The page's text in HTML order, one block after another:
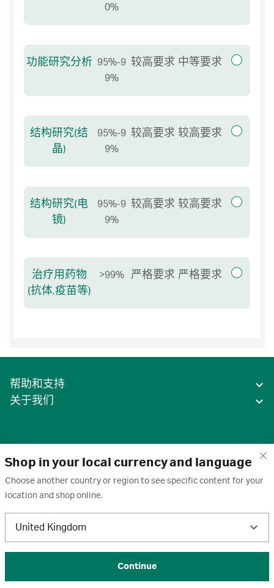
Shop in your local currency and language
Choose another country or region to see specific content for your
location and shop online.
United Kingdom
Continue
备，提供适用于常规蛋白纯化技术的快速启
动发放和预定义方法模板。
研究人员可以使用它轻松进行常规蛋白质纯
化，同时有效利用工作台和冷柜空间。
0%
研究人员可以使用它轻松进行常规蛋白质纯
化，同时有效利用工作台和冷柜空间。
功能研究分析 95%-9
9%
较高要求 中等要求
质的高分辨率，高回收率的层析工作。
了解更多
结构研究(结
晶)
95%-9
9%
较高要求 较高要求
ÄKTA pure™ L 是一个灵活、直观的层析系
了解更多
结构研究(电
镜)
95%-9
9%
较高要求 较高要求
ÄKTA pure™ micro
ÄKTA pure™ micro 是专为微量体积样品层析
纯化系统，能够制备纯化出体积小含量低的
样品用于后续的研究...
了解更多
治疗用药物
(抗体,疫苗等)
>99% 严格要求 严格要求
ÄKTA avant™
制备型层析系统，搭配软件中的 DOE 功能可
以快速建立各种生物分子...
帮助和支持
关于我们
中国
条款 · 隐私政策